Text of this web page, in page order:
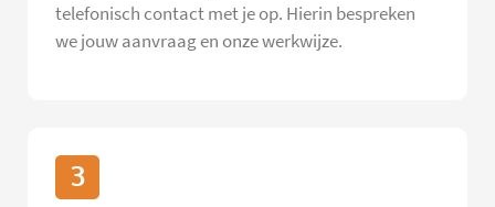
telefonisch contact met je op. Hierin bespreken
we jouw aanvraag en onze werkwijze.
3